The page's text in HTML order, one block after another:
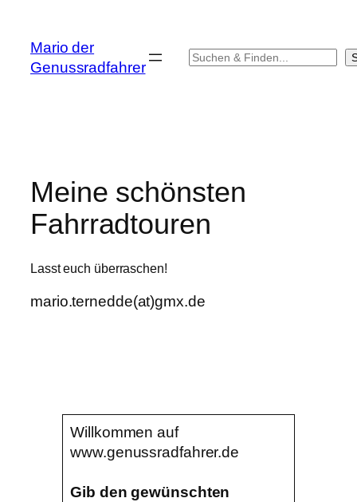
springen
Mario der
Genussradfahrer
Suchen
Meine schönsten
Fahrradtouren
Lasst euch überraschen!
mario.ternedde(at)gmx.de
Willkommen auf
www.genussradfahrer.de
Gib den gewünschten